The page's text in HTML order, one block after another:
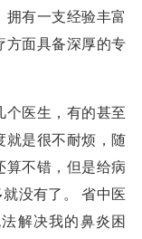
拥有一支经验丰富
方面具备深厚的专
个医生，有的甚至
就是很不耐烦，随
算不错，但是给病
没有了。 省中医
解决我的鼻炎困